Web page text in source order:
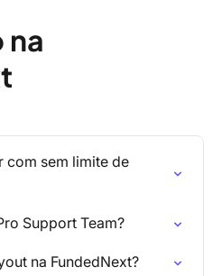
na
com sem limite de
Support Team?
na FundedNext?